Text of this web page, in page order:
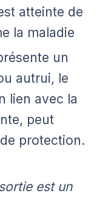
atteinte de
la maladie
un
autrui, le
lien avec la
peut
protection.
est un